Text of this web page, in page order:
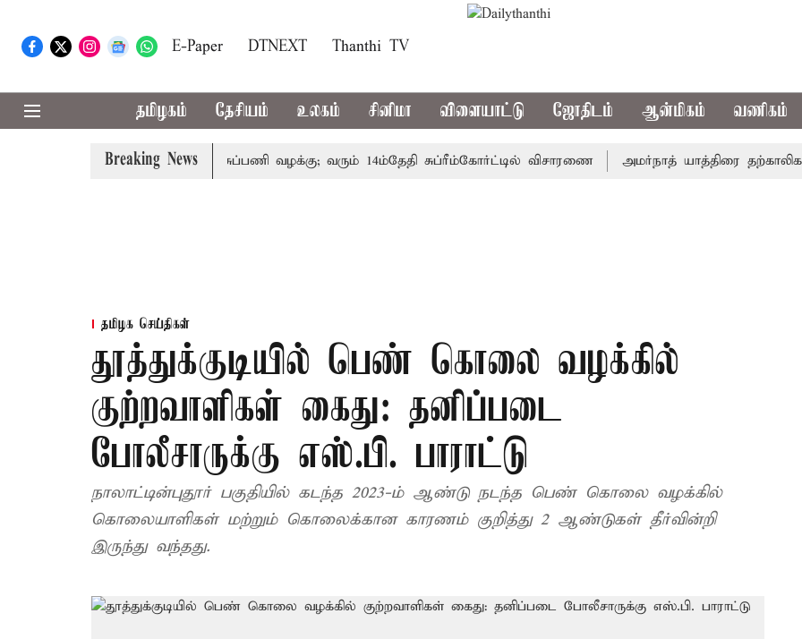
E-Paper DTNEXT Thanthi TV
தமிழகம் தேசியம் உலகம் சினிமா விளையாட்டு ஜோதிடம் ஆன்மிகம் வணிகம்
Breaking News
குடும்பத்தினருக்கு அரசுப்பணி வழக்கு; வரும் 14ம்தேதி சுப்ரீம்கோர்ட்டில் விசாரணை அமர்நாத் யாத்திரை தற்காலிகமாக
தமிழக செய்திகள்
தூத்துக்குடியில் பெண் கொலை வழக்கில்
குற்றவாளிகள் கைது: தனிப்படை
போலீசாருக்கு எஸ்.பி. பாராட்டு
நாலாட்டின்புதூர் பகுதியில் கடந்த 2023-ம் ஆண்டு நடந்த பெண் கொலை வழக்கில்
கொலையாளிகள் மற்றும் கொலைக்கான காரணம் குறித்து 2 ஆண்டுகள் தீர்வின்றி
இருந்து வந்தது.